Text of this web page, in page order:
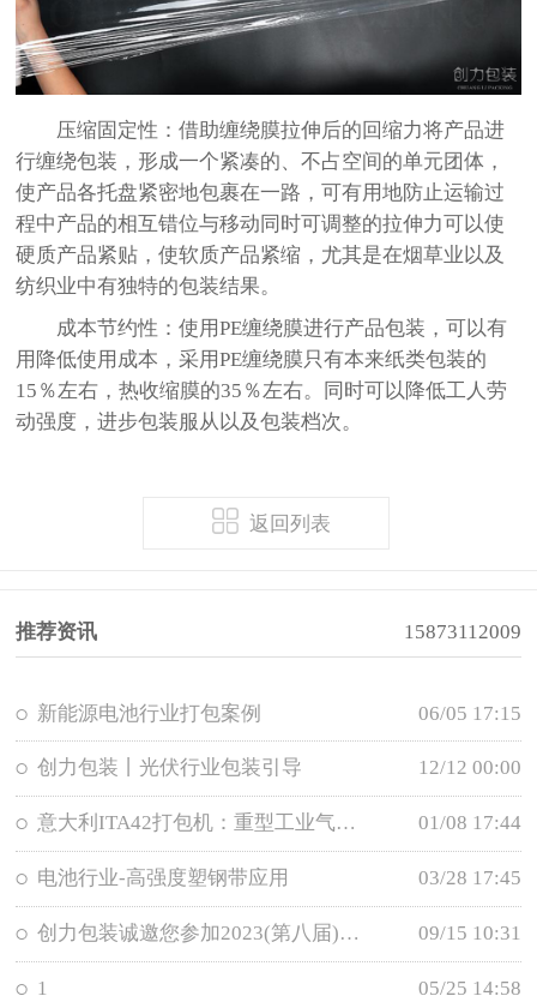
压缩固定性：借助缠绕膜拉伸后的回缩力将产品进
行缠绕包装，形成一个紧凑的、不占空间的单元团体，
使产品各托盘紧密地包裹在一路，可有用地防止运输过
程中产品的相互错位与移动同时可调整的拉伸力可以使
硬质产品紧贴，使软质产品紧缩，尤其是在烟草业以及
纺织业中有独特的包装结果。
成本节约性：使用PE缠绕膜进行产品包装，可以有
用降低使用成本，采用PE缠绕膜只有本来纸类包装的
15 ％左右，热收缩膜的35 ％左右。同时可以降低工人劳
动强度，进步包装服从以及包装档次。
返回列表
推荐资讯 15873112009
新能源电池行业打包案例 06/05 17:15
创力包装丨光伏行业包装引导 12/12 00:00
意大利ITA42打包机：重型工业气动钢带捆扎解决方案 01/08 17:44
电池行业-高强度塑钢带应用 03/28 17:45
创力包装诚邀您参加2023(第八届)中国国际食品餐饮博览会 09/15 10:31
1 05/25 14:58